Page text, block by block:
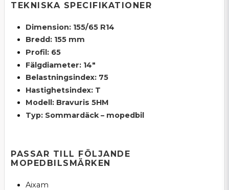
TEKNISKA SPECIFIKATIONER
Dimension: 155/65 R14
Bredd: 155 mm
Profil: 65
Fälgdiameter: 14"
Belastningsindex: 75
Hastighetsindex: T
Modell: Bravuris 5HM
Typ: Sommardäck – mopedbil
PASSAR TILL FÖLJANDE
MOPEDBILSMÄRKEN
Aixam